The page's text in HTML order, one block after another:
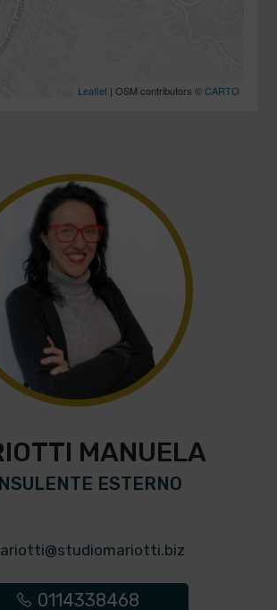
Leaflet| OSM contributors ©CARTO
MANUELA
ESTERNO
0114338468